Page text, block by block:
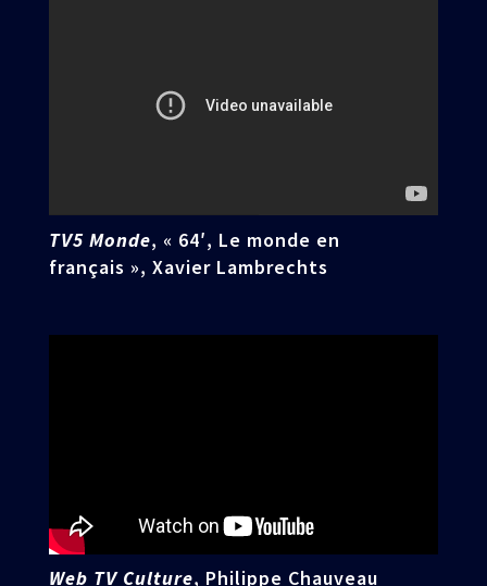
TV5 Monde, « 64′, Le monde en
français », Xavier Lambrechts
Web TV Culture, Philippe Chauveau